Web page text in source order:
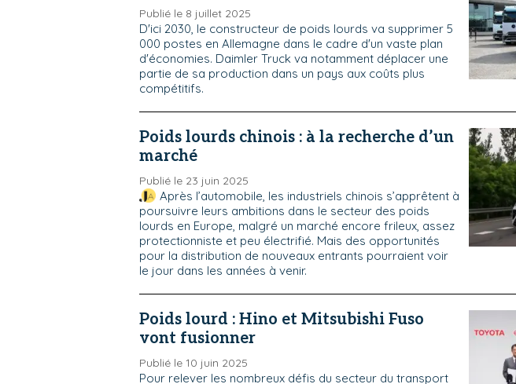
Publié le 8 juillet 2025
D'ici 2030, le constructeur de poids lourds va supprimer 5
000 postes en Allemagne dans le cadre d'un vaste plan
d'économies. Daimler Truck va notamment déplacer une
partie de sa production dans un pays aux coûts plus
compétitifs.
Poids lourds chinois : à la recherche d’un
marché
Publié le 23 juin 2025
Après l’automobile, les industriels chinois s’apprêtent à
poursuivre leurs ambitions dans le secteur des poids
lourds en Europe, malgré un marché encore frileux, assez
protectionniste et peu électrifié. Mais des opportunités
pour la distribution de nouveaux entrants pourraient voir
le jour dans les années à venir.
Poids lourd : Hino et Mitsubishi Fuso
vont fusionner
Publié le 10 juin 2025
Pour relever les nombreux défis du secteur du transport